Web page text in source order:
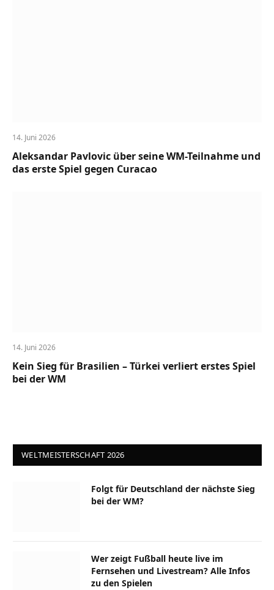
14. Juni 2026
Aleksandar Pavlovic über seine WM-Teilnahme und
das erste Spiel gegen Curacao
14. Juni 2026
Kein Sieg für Brasilien – Türkei verliert erstes Spiel
bei der WM
WELTMEISTERSCHAFT 2026
Folgt für Deutschland der nächste Sieg
bei der WM?
Wer zeigt Fußball heute live im
Fernsehen und Livestream? Alle Infos
zu den Spielen